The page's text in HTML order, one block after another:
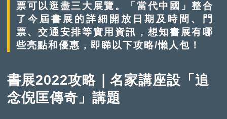
票可以逛盡三大展覽。「當代中國」整合
了今屆書展的詳細開放日期及時間、門
票、交通安排等實用資訊，想知書展有哪
些亮點和優惠，即睇以下攻略/懶人包！
書展2022攻略｜名家講座設「追
念倪匡傳奇」講題